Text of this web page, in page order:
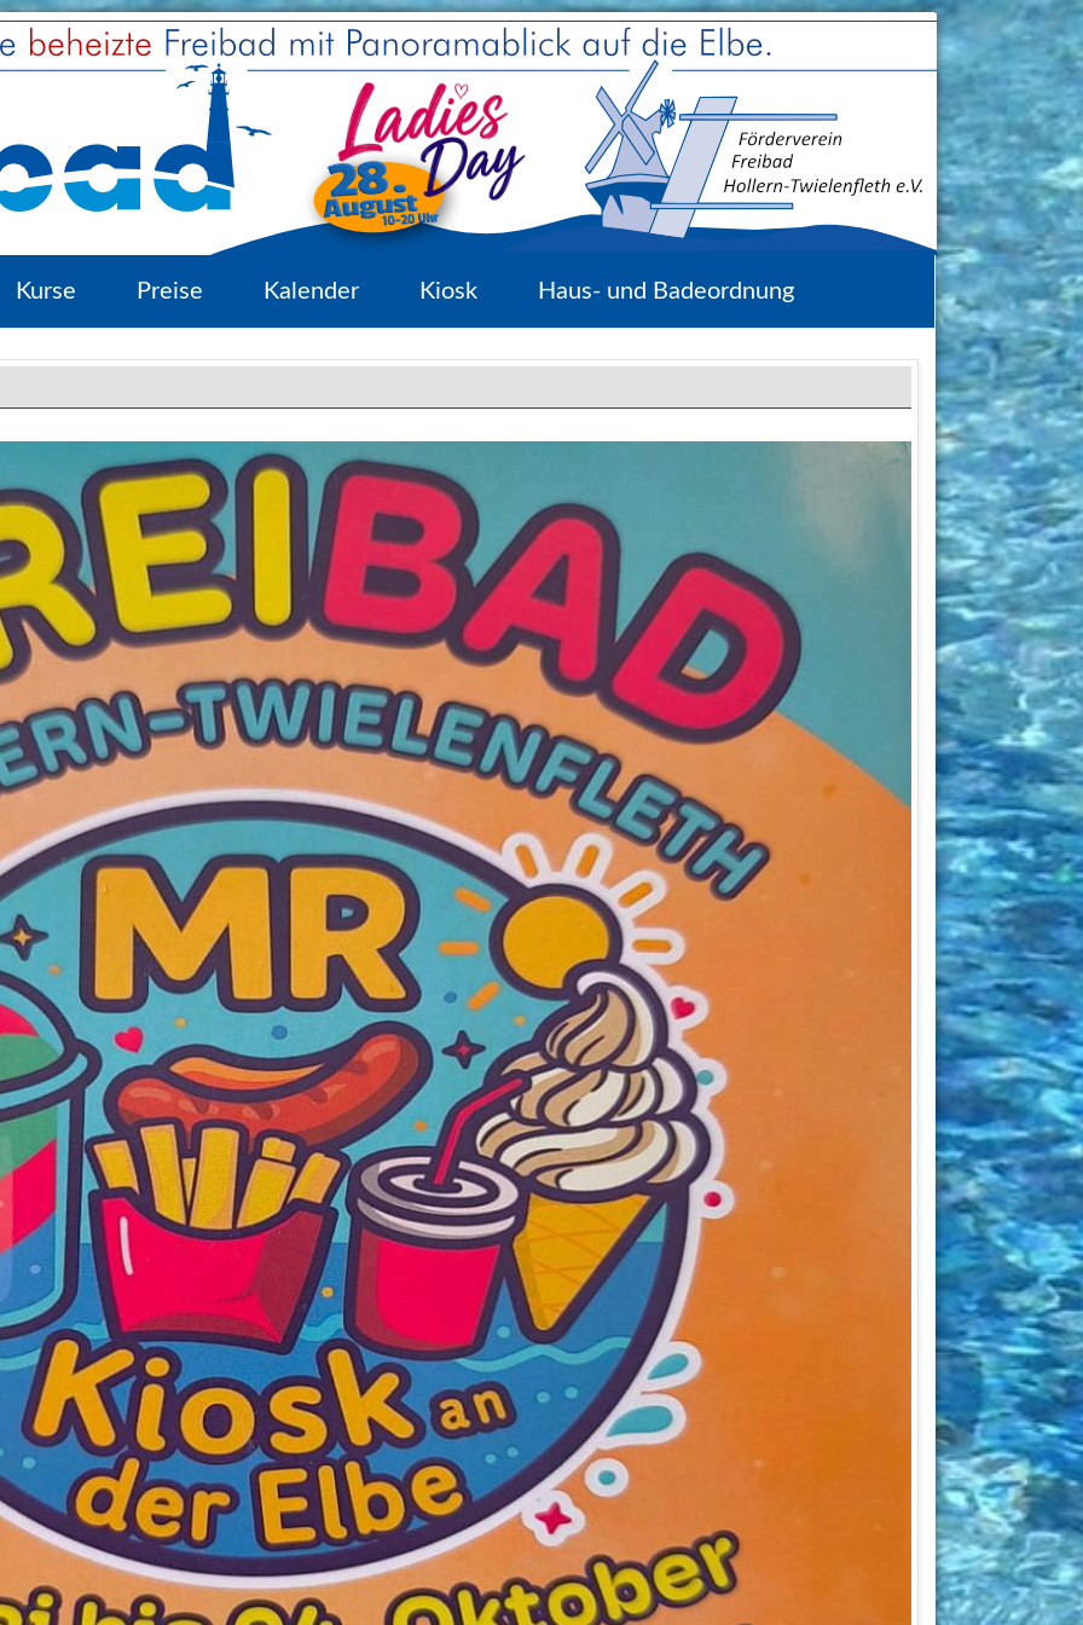
Kurse Preise Kalender Kiosk Haus- und Badeordnung